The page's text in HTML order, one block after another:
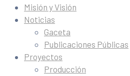
Misión y Visión
Noticias
Gaceta
Publicaciones Públicas
Proyectos
Producción